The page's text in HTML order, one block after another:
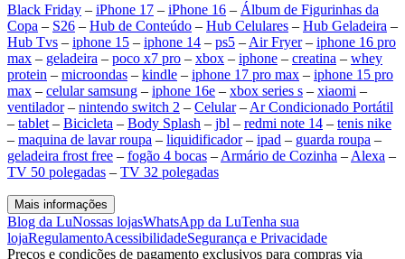
Black Friday – iPhone 17 – iPhone 16 – Álbum de Figurinhas da
Copa – S26 – Hub de Conteúdo – Hub Celulares – Hub Geladeira –
Hub Tvs – iphone 15 – iphone 14 – ps5 – Air Fryer– iphone 16 pro
max – geladeira – poco x7 pro – xbox – iphone – creatina – whey
protein – microondas – kindle – iphone 17 pro max – iphone 15 pro
max – celular samsung – iphone 16e – xbox series s – xiaomi –
ventilador– nintendo switch 2 – Celular– Ar Condicionado Portátil
– tablet – Bicicleta – Body Splash – jbl – redmi note 14 – tenis nike
– maquina de lavar roupa – liquidificador– ipad – guarda roupa –
geladeira frost free – fogão 4 bocas – Armário de Cozinha – Alexa –
TV 50 polegadas – TV 32 polegadas
Mais informações
Blog da LuNossas lojasWhatsApp da LuTenha sua
lojaRegulamentoAcessibilidadeSegurança e Privacidade
Preços e condições de pagamento exclusivos para compras via